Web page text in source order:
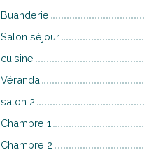
Buanderie
Salon séjour
cuisine
Véranda
salon 2
Chambre 1
Chambre 2